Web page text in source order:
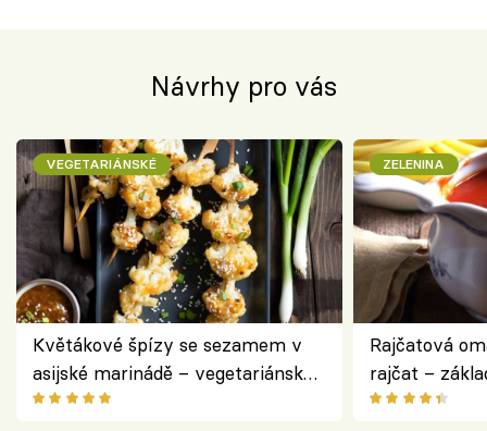
Návrhy pro vás
VEGETARIÁNSKÉ
Květákové špízy se sezamem v
asijské marinádě – vegetariánská
chuťovka z grilu
ZELENINA
Rajčatová
rajčat –